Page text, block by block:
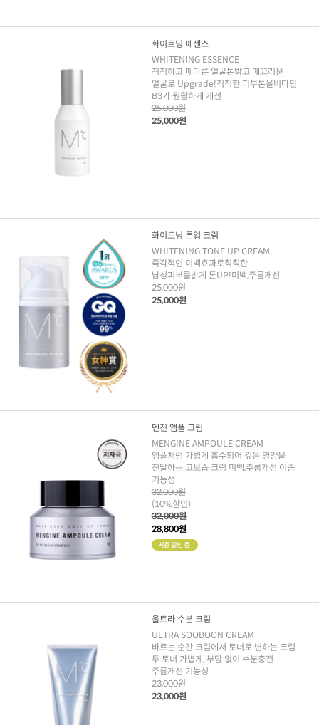
화이트닝 에센스
WHITENING ESSENCE
칙칙하고 매마른 얼굴톤밝고 매끄러운
얼굴로 Upgrade!칙칙한 피부톤을비타민
B3가 원활하게 개선
25,000원
25,000원
화이트닝 톤업 크림
WHITENING TONE UP CREAM
즉각적인 미백효과로칙칙한
남성피부를밝게 톤UP!미백,주름개선
25,000원
25,000원
멘진 앰플 크림
MENGINE AMPOULE CREAM
앰플처럼 가볍게 흡수되어 깊은 영양을
전달하는 고보습 크림 미백,주름개선 이중
기능성
32,000원
(10%할인)
32,000원
28,800원
울트라 수분 크림
ULTRA SOOBOON CREAM
바르는 순간 크림에서 토너로 변하는 크림
투 토너 가볍게, 부담 없이 수분충전
주름개선 기능성
23,000원
23,000원